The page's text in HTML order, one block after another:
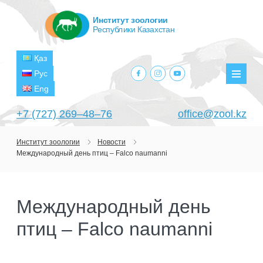
+7 (727) 269‒48‒76 office@zool.kz
Қаз
Рус
Eng
facebook.com
instagram.com
youtube.com
Институт зоологии
Республики Казахстан
ГЛАВНАЯ
ЦЕЛИ И ЗАДАЧИ
РУКОВОДСТВО
ПОДРАЗДЕЛЕНИЯ
ЛАБОРАТОРИИ
ПРОЕКТЫ
Институт зоологии
Новости
Международный день птиц – Falco naumanni
Международный день
птиц – Falco naumanni